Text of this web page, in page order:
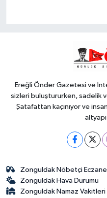
Ereğli Önder Gazetesi ve
sizleri buluştururken, sadelik
Şatafattan kaçınıyor ve
Zonguldak Nöbetçi
Zonguldak Hava Durumu
Zonguldak Namaz Vakitleri